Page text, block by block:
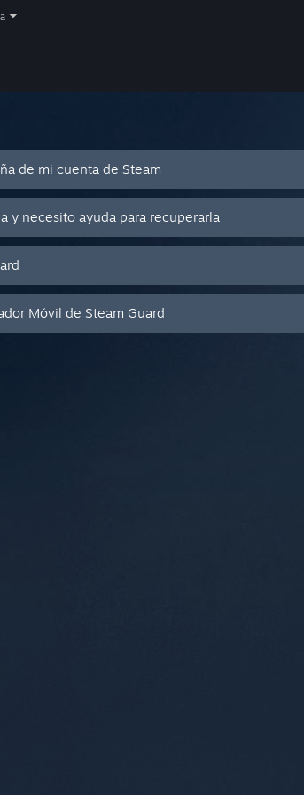
de mi cuenta de Steam
y necesito ayuda para recuperarla
Móvil de Steam Guard